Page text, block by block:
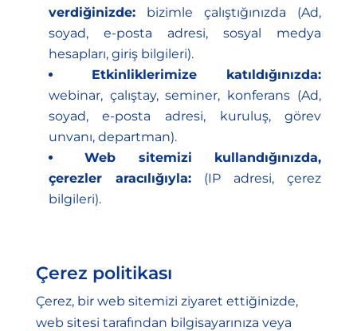
verdiğinizde:bizimle çalıştığınızda (Ad,
soyad, e-posta adresi, sosyal medya
hesapları, giriş bilgileri).
Etkinliklerimize katıldığınızda:
webinar, çalıştay, seminer, konferans (Ad,
soyad, e-posta adresi, kuruluş, görev
unvanı, departman).
Web sitemizi kullandığınızda,
çerezler aracılığıyla:(IP adresi, çerez
bilgileri).
Çerez politikası
Çerez, bir web sitemizi ziyaret ettiğinizde,
web sitesi tarafından bilgisayarınıza veya